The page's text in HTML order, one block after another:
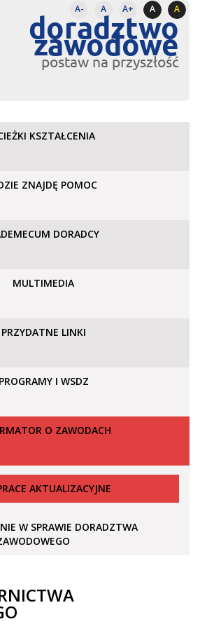
A- A A+ A A
doradztwo
zawodowe
postaw na przyszłość
KSZTAŁCENIA
ZNAJDĘ POMOC
DORADCY
MULTIMEDIA
PRZYDATNE LINKI
PROGRAMY I WSDZ
O ZAWODACH
AKTUALIZACYJNE
W SPRAWIE DORADZTWA